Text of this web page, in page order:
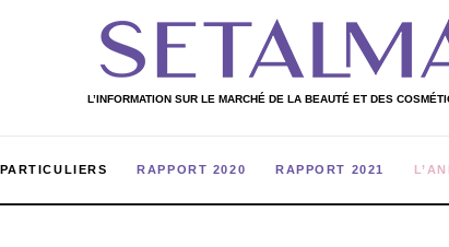
L’INFORMATION SUR LE MARCHÉ DE LA BEAUTÉ ET DES
PARTICULIERS RAPPORT 2020 RAPPORT 2021